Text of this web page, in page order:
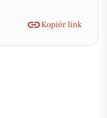
Kopiér link